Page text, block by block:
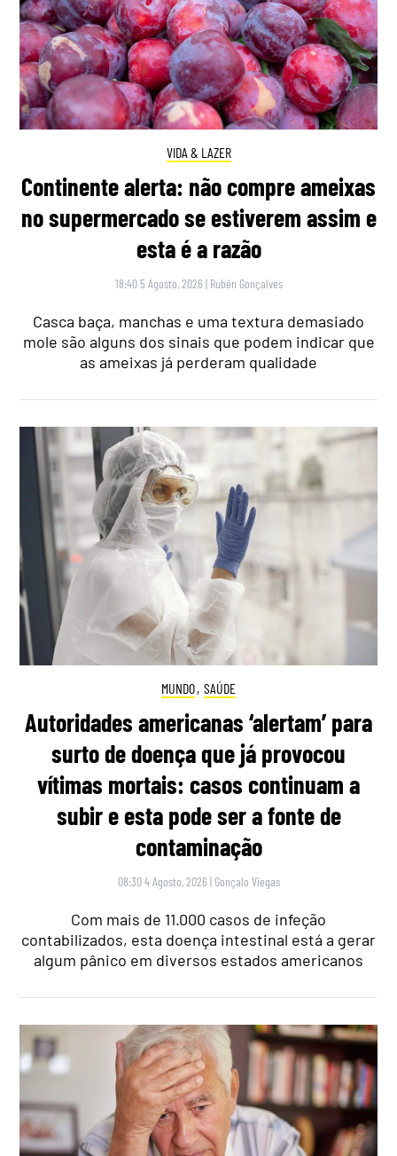
VIDA & LAZER
Continente alerta: não compre ameixas
no supermercado se estiverem assim e
esta é a razão
18:40 5 Agosto, 2026 | Rubén Gonçalves
Casca baça, manchas e uma textura demasiado
mole são alguns dos sinais que podem indicar que
as ameixas já perderam qualidade
MUNDO, SAÚDE
Autoridades americanas ‘alertam’ para
surto de doença que já provocou
vítimas mortais: casos continuam a
subir e esta pode ser a fonte de
contaminação
08:30 4 Agosto, 2026 | Gonçalo Viegas
Com mais de 11.000 casos de infeção
contabilizados, esta doença intestinal está a gerar
algum pânico em diversos estados americanos